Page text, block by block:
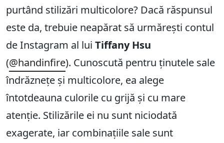
purtând stilizări multicolore? Dacă răspunsul
este da, trebuie neapărat să urmărești contul
de Instagram al lui Tiffany Hsu
(@handinfire). Cunoscută pentru ținutele sale
îndrăznețe și multicolore, ea alege
întotdeauna culorile cu grijă și cu mare
atenție. Stilizările ei nu sunt niciodată
exagerate, iar combinațiile sale sunt